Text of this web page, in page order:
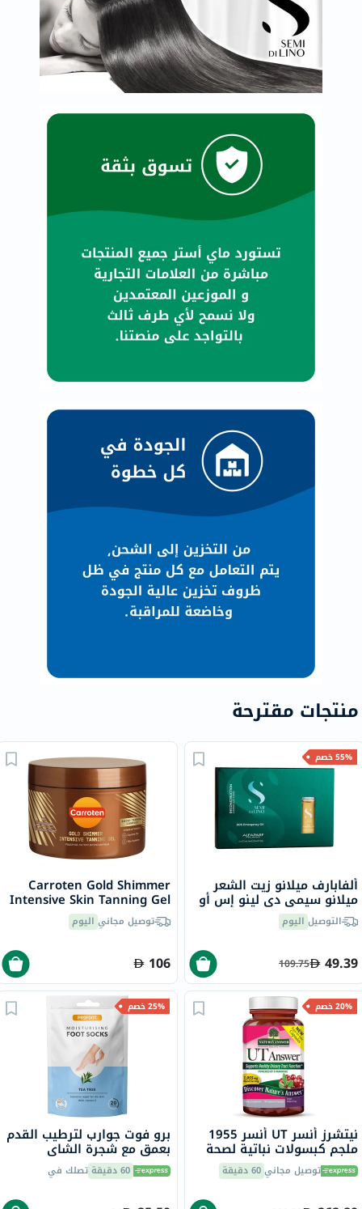
منتجات مقترحة
55% خصم
ألفابارف ميلانو زيت الشعر
ميلانو سيمي دي لينو إس أو
إس ، علاج احترافي لإعادة بناء
التوصيل اليوم
49.39
109.75
Carroten Gold Shimmer
Intensive Skin Tanning Gel
150mlتوصيل مجاني اليوم
106
20% خصم
نيتشرز أنسر UT أنسر 1955
ملجم كبسولات نباتية لصحة
المسالك البولية حزمة من 90
توصيل مجاني60 دقيقة
25% خصم
برو فوت جوارب لترطيب القدم
بعمق مع شجرة الشاي
وفيتامين E لإصلاح البشرة
الجافة،حزمه من زوج واحد
60 دقيقة تصلك في